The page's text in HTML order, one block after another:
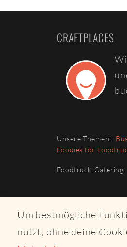
Um bestmögliche
nutzt, ohne deine
CRAFTPLACES
Unsere Themen:
Foodies for
Foodtruck-Catering: